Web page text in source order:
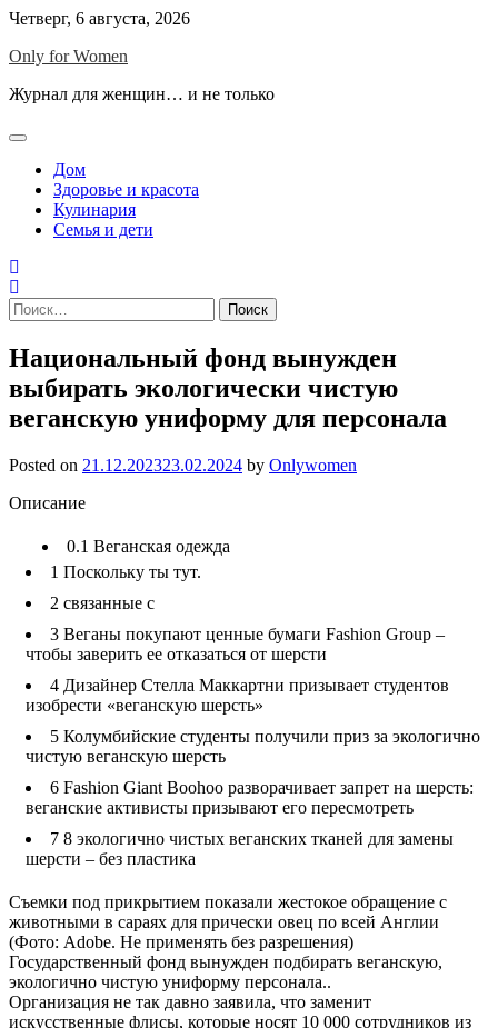
Skip
content
Четверг, 6 августа, 2026
Only for Women
Журнал для женщин… и не только
Дом
Здоровье и красота
Кулинария
Семья и дети
Найти:
Национальный фонд вынужден
выбирать экологически чистую
веганскую униформу для персонала
Posted on 21.12.202323.02.2024 by Onlywomen
Описание
0.1 Веганская одежда
1 Поскольку ты тут.
2 связанные с
3 Веганы покупают ценные бумаги Fashion Group –
чтобы заверить ее отказаться от шерсти
4 Дизайнер Стелла Маккартни призывает студентов
изобрести «веганскую шерсть»
5 Колумбийские студенты получили приз за экологично
чистую веганскую шерсть
6 Fashion Giant Boohoo разворачивает запрет на шерсть:
веганские активисты призывают его пересмотреть
7 8 экологично чистых веганских тканей для замены
шерсти – без пластика
Съемки под прикрытием показали жестокое обращение с
животными в сараях для прически овец по всей Англии
(Фото: Adobe. Не применять без разрешения)
Государственный фонд вынужден подбирать веганскую,
экологично чистую униформу персонала..
Организация не так давно заявила, что заменит
искусственные флисы, которые носят 10 000 сотрудников из